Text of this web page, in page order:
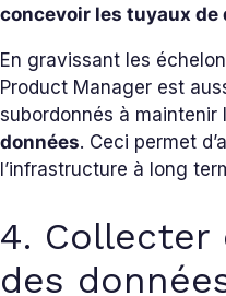
concevoir les tuyaux de
En gravissant les
Product Manager est
subordonnés à maintenir
données. Ceci permet
l’infrastructure à long
4. Collecter
des